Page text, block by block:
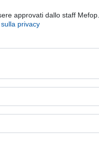
approvati dallo staff Mefop.
privacy